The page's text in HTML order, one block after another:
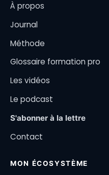
À propos
Journal
Méthode
Glossaire formation pro
Les vidéos
Le podcast
S'abonner à la lettre
Contact
MON ÉCOSYSTÈME